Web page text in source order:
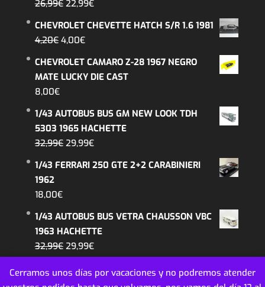
Cerramos unos días por vacaciones y no podremos atender
26,99€ El
era:
26,99€.
22,99€El
22,99€.
CHEVROLET CHEVETTE HATCH S/R 1.6 1981
4,20€ El
4,00€El
CHEVROLET CAMARO Z-28 1967 NEGRO
MATE LUCKY DIE CAST
8,00€
1/43 AUTOBUS BUS GM NEW LOOK TDH
5303 1965 HACHETTE
32,99€ El
29,99€El
1/43 FERRARI 250 GTE 2+2 CARABINIERI
1962
18,00€
1/43 AUTOBUS BUS VETRA CHAUSSON VBC
1963 HACHETTE
32,99€ El
precio
original
29,99€El
precio
actual